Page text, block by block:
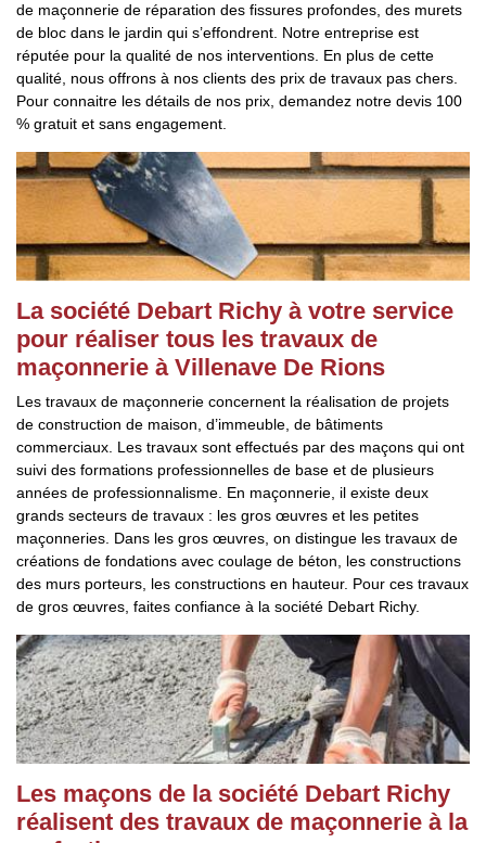
de maçonnerie de réparation des fissures profondes, des murets
de bloc dans le jardin qui s’effondrent. Notre entreprise est
réputée pour la qualité de nos interventions. En plus de cette
qualité, nous offrons à nos clients des prix de travaux pas chers.
Pour connaitre les détails de nos prix, demandez notre devis 100
% gratuit et sans engagement.
La société Debart Richy à votre service
pour réaliser tous les travaux de
maçonnerie à Villenave De Rions
Les travaux de maçonnerie concernent la réalisation de projets
de construction de maison, d’immeuble, de bâtiments
commerciaux. Les travaux sont effectués par des maçons qui ont
suivi des formations professionnelles de base et de plusieurs
années de professionnalisme. En maçonnerie, il existe deux
grands secteurs de travaux : les gros œuvres et les petites
maçonneries. Dans les gros œuvres, on distingue les travaux de
créations de fondations avec coulage de béton, les constructions
des murs porteurs, les constructions en hauteur. Pour ces travaux
de gros œuvres, faites confiance à la société Debart Richy.
Les maçons de la société Debart Richy
réalisent des travaux de maçonnerie à la